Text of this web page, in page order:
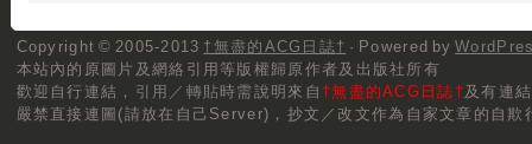
Copyright © 2005-2013 †無盡的ACG日誌† · Powered by
本站內的原圖片及網絡引用等版權歸原作者及出版社所有
歡迎自行連結， 引用／轉貼時需說明來自 †無盡的ACG日誌†及有連
嚴禁直接連圖(請放在自己Server)，抄文／改文作為自家文章的自欺